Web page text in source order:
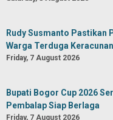
Rudy Susmanto Pastikan
Warga Terduga
Friday, 7 August 2026
Bupati Bogor Cup 2026
Pembalap Siap Berlaga
Friday, 7 August 2026